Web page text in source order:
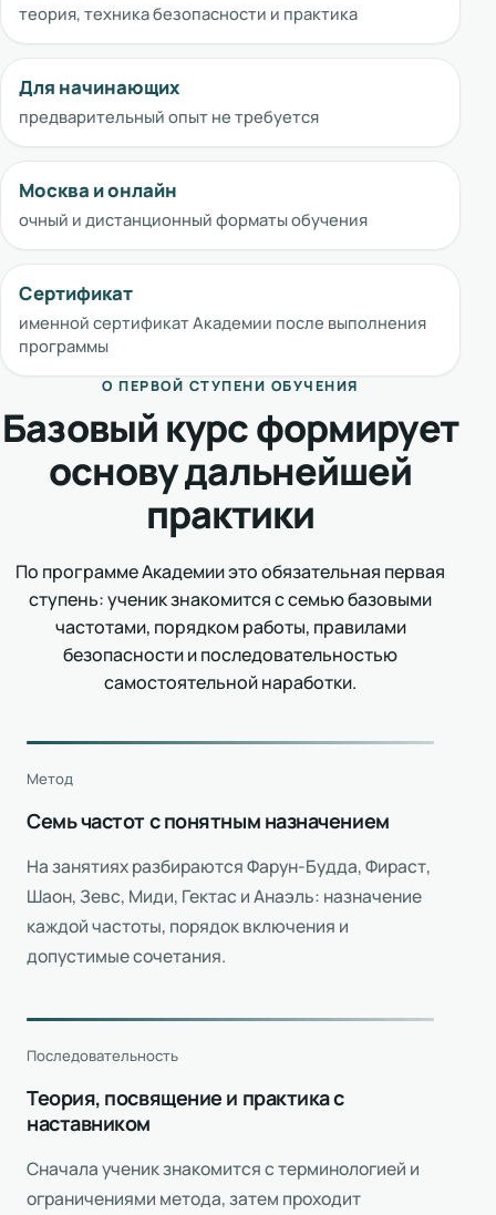
теория, техника безопасности и практика
Для начинающих
предварительный опыт не требуется
Москва и онлайн
очный и дистанционный форматы обучения
Сертификат
именной сертификат Академии после выполнения
программы
О ПЕРВОЙ СТУПЕНИ ОБУЧЕНИЯ
Базовый курс формирует
основу дальнейшей
практики
По программе Академии это обязательная первая
ступень: ученик знакомится с семью базовыми
частотами, порядком работы, правилами
безопасности и последовательностью
самостоятельной наработки.
Метод
Семь частот с понятным назначением
На занятиях разбираются Фарун-Будда, Фираст,
Шаон, Зевс, Миди, Гектас и Анаэль: назначение
каждой частоты, порядок включения и
допустимые сочетания.
Последовательность
Теория, посвящение и практика с
наставником
Сначала ученик знакомится с терминологией и
ограничениями метода, затем проходит